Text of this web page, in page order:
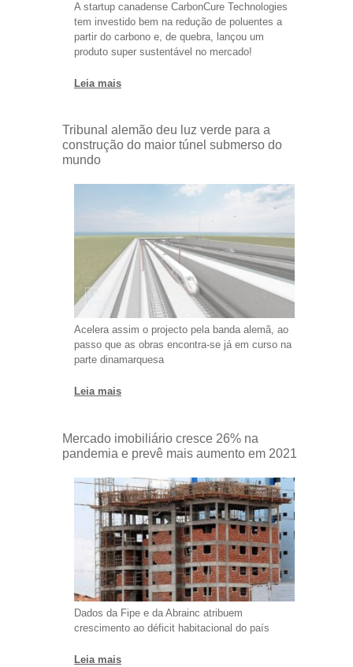
A startup canadense CarbonCure Technologies
tem investido bem na redução de poluentes a
partir do carbono e, de quebra, lançou um
produto super sustentável no mercado!
Leia mais
Tribunal alemão deu luz verde para a
construção do maior túnel submerso do
mundo
Acelera assim o projecto pela banda alemã, ao
passo que as obras encontra-se já em curso na
parte dinamarquesa
Leia mais
Mercado imobiliário cresce 26% na
pandemia e prevê mais aumento em 2021
Dados da Fipe e da Abrainc atribuem
crescimento ao déficit habitacional do país
Leia mais